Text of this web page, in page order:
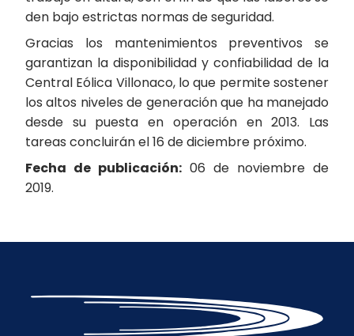
den bajo estrictas normas de seguridad.
Gracias los mantenimientos preventivos se
garantizan la disponibilidad y confiabilidad de la
Central Eólica Villonaco, lo que permite sostener
los altos niveles de generación que ha manejado
desde su puesta en operación en 2013. Las
tareas concluirán el 16 de diciembre próximo.
Fecha de publicación: 06 de noviembre de
2019.